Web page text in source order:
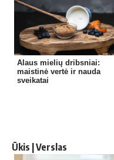
Alaus mielių dribsniai:
maistinė vertė ir nauda
sveikatai
Ūkis | Verslas